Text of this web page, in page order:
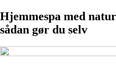
Hjemmespa med
sådan gør du selv